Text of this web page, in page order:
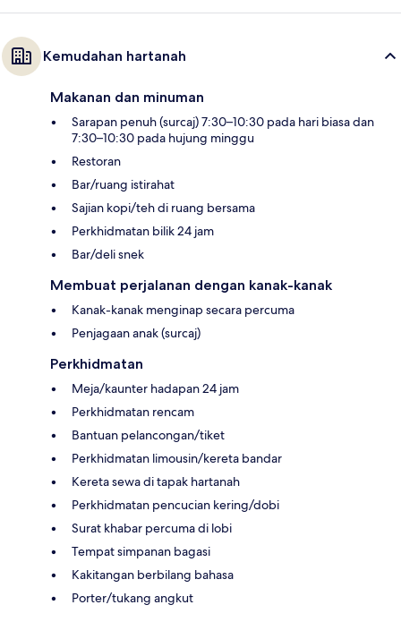
Kemudahan hartanah
Makanan dan minuman
Sarapan penuh (surcaj) 7:30–10:30 pada hari biasa dan
7:30–10:30 pada hujung minggu
Restoran
Bar/ruang istirahat
Sajian kopi/teh di ruang bersama
Perkhidmatan bilik 24 jam
Bar/deli snek
Membuat perjalanan dengan kanak-kanak
Kanak-kanak menginap secara percuma
Penjagaan anak (surcaj)
Perkhidmatan
Meja/kaunter hadapan 24 jam
Perkhidmatan rencam
Bantuan pelancongan/tiket
Perkhidmatan limousin/kereta bandar
Kereta sewa di tapak hartanah
Perkhidmatan pencucian kering/dobi
Surat khabar percuma di lobi
Tempat simpanan bagasi
Kakitangan berbilang bahasa
Porter/tukang angkut